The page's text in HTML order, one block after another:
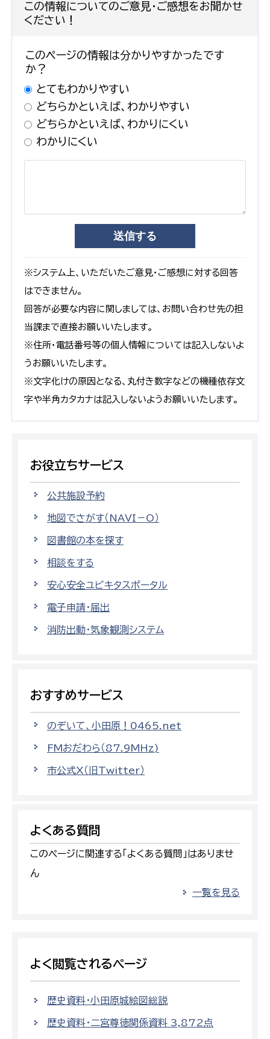
この情報についてのご意見・ご感想をお聞かせ
ください！
このページの情報は分かりやすかったです
か？
とてもわかりやすい
どちらかといえば、わかりやすい
どちらかといえば、わかりにくい
わかりにくい
※システム上、いただいたご意見・ご感想に対する回答
はできません。
回答が必要な内容に関しましては、お問い合わせ先の担
当課まで直接お願いいたします。
※住所・電話番号等の個人情報については記入しないよ
うお願いいたします。
※文字化けの原因となる、丸付き数字などの機種依存文
字や半角カタカナは記入しないようお願いいたします。
お役立ちサービス
公共施設予約
地図でさがす（NAVI－O）
図書館の本を探す
相談をする
安心安全ユビキタスポータル
電子申請・届出
消防出動・気象観測システム
おすすめサービス
のぞいて、小田原！0465.net
FMおだわら（87.9MHz)
市公式X（旧Twitter）
よくある質問
このページに関連する「よくある質問」はありませ
ん
一覧を見る
よく閲覧されるページ
歴史資料・小田原城絵図総説
歴史資料・二宮尊徳関係資料 3,872点